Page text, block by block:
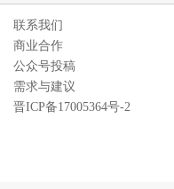
联系我们
商业合作
公众号投稿
需求与建议
晋ICP备17005364号-2